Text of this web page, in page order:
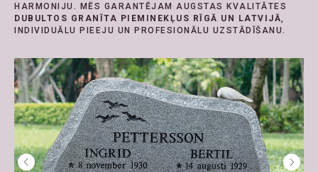
HARMONIJU. MĒS GARANTĒJAM AUGSTAS KVALITĀTES
DUBULTOS GRANĪTA PIEMINEKĻUS RĪGĀ UN LATVIJĀ,
INDIVIDUĀLU PIEEJU UN PROFESIONĀLU UZSTĀDĪŠANU.